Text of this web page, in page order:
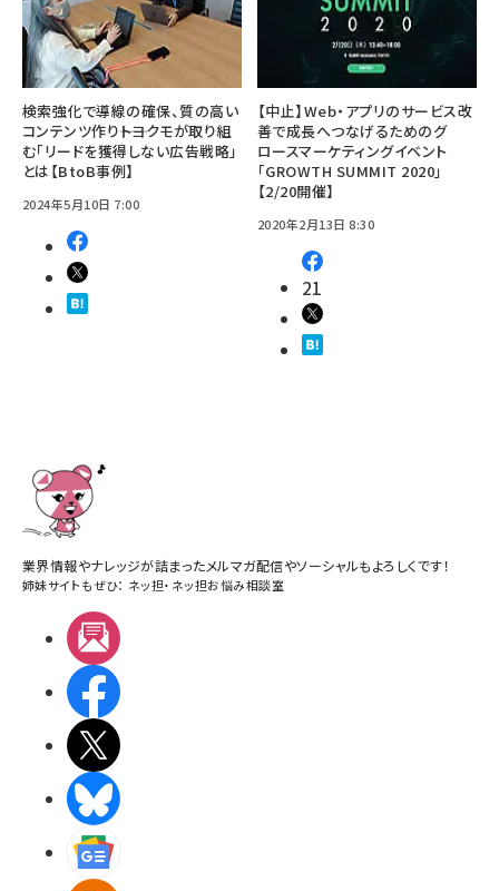
検索強化で導線の確保、質の高い
コンテンツ作り――トヨクモが取り組
む「リードを獲得しない広告戦略」
とは【BtoB事例】
2024年5月10日 7:00
【中止】Web・アプリのサービス改
善で成長へつなげるためのグ
ロースマーケティングイベント
「GROWTH SUMMIT 2020」
【2/20開催】
2020年2月13日 8:30
21
業界情報やナレッジが詰まったメルマガ配信やソーシャルもよろしくです！
姉妹サイトもぜひ： ネッ担・ ネッ担お悩み相談室